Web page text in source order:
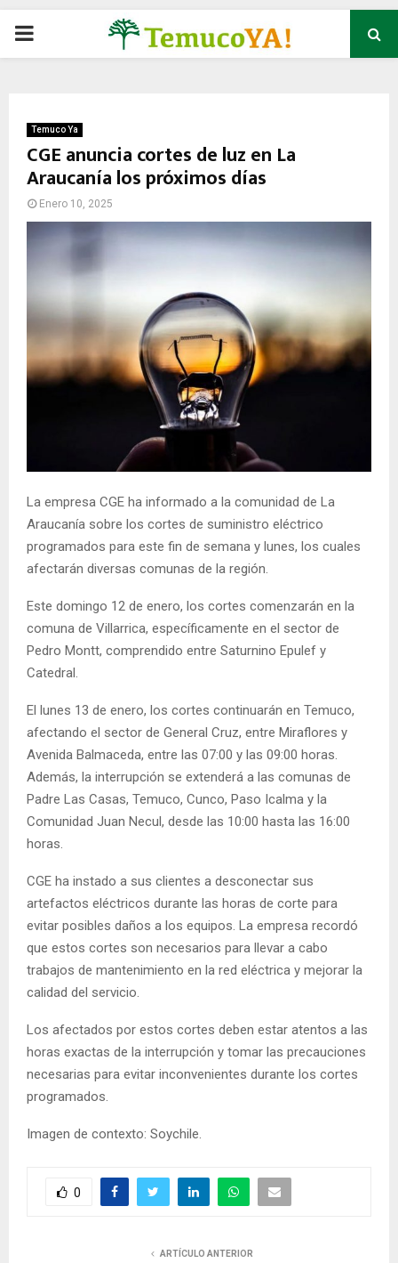
P
M
A
R
M
N
U
Temuco Ya
CGE anuncia cortes de luz en La
Araucanía los próximos días
Enero 10, 2025
La empresa CGE ha informado a la comunidad de La
Araucanía sobre los cortes de suministro eléctrico
programados para este fin de semana y lunes, los cuales
afectarán diversas comunas de la región.
Este domingo 12 de enero, los cortes comenzarán en la
comuna de Villarrica, específicamente en el sector de
Pedro Montt, comprendido entre Saturnino Epulef y
Catedral.
El lunes 13 de enero, los cortes continuarán en Temuco,
afectando el sector de General Cruz, entre Miraflores y
Avenida Balmaceda, entre las 07:00 y las 09:00 horas.
Además, la interrupción se extenderá a las comunas de
Padre Las Casas, Temuco, Cunco, Paso Icalma y la
Comunidad Juan Necul, desde las 10:00 hasta las 16:00
horas.
CGE ha instado a sus clientes a desconectar sus
artefactos eléctricos durante las horas de corte para
evitar posibles daños a los equipos. La empresa recordó
que estos cortes son necesarios para llevar a cabo
trabajos de mantenimiento en la red eléctrica y mejorar la
calidad del servicio.
Los afectados por estos cortes deben estar atentos a las
horas exactas de la interrupción y tomar las precauciones
necesarias para evitar inconvenientes durante los cortes
programados.
Imagen de contexto: Soychile.
0
ARTÍCULO ANTERIOR